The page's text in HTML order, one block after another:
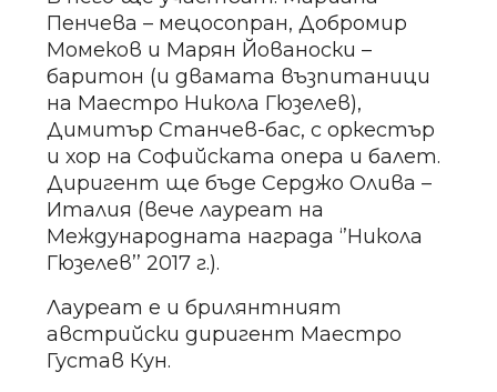
Пенчева – мецосопран, Добромир
Момеков и Марян Йованоски –
баритон (и двамата възпитаници
на Маестро Никола Гюзелев),
Димитър Станчев-бас, с оркестър
и хор на Софийската опера и балет.
Диригент ще бъде Серджо Олива –
Италия (вече лауреат на
Международната награда ‘’Никола
Гюзелев’’ 2017 г.).
Лауреат е и брилянтният
австрийски диригент Mаестро
Густав Кун.